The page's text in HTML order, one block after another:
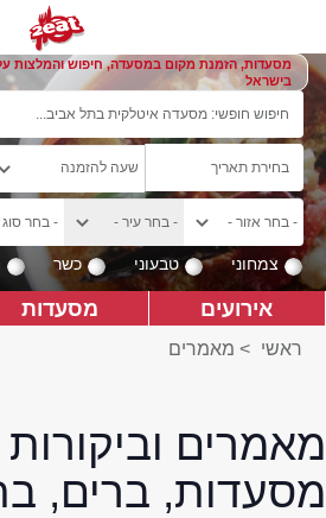
מסעדות, הזמנת מקום במסעדה, חיפוש והמלצות
בישראל
צמחוני טבעוני כשר
אירועים מסעדות
ראשי > מאמרים
מאמרים
מסעדות, ברים,